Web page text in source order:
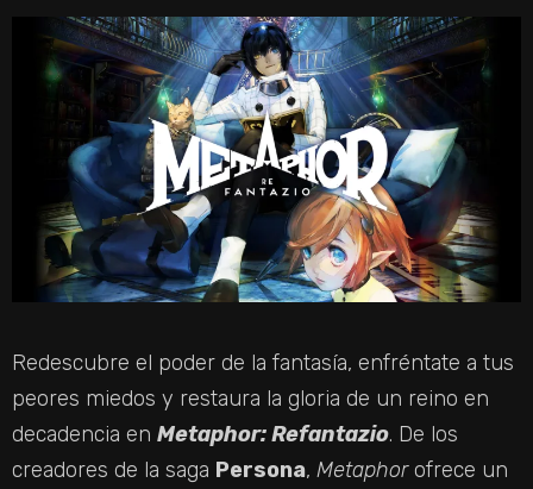
Redescubre el poder de la fantasía, enfréntate a tus
peores miedos y restaura la gloria de un reino en
decadencia en Metaphor: Refantazio. De los
creadores de la saga Persona, Metaphorofrece un